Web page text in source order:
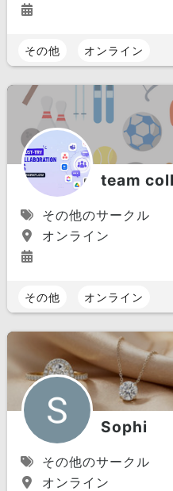
その他 オンライン
team
その他のサークル
オンライン
その他 オンライン
Sophi
その他のサークル
オンライン